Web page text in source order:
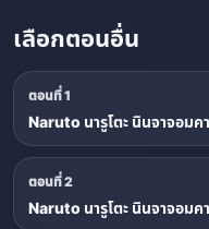
เลือกตอนอื่น
ตอนที่ 1
Naruto นารูโตะ นินจาจอมค
ตอนที่ 2
Naruto นารูโตะ นินจาจอมค